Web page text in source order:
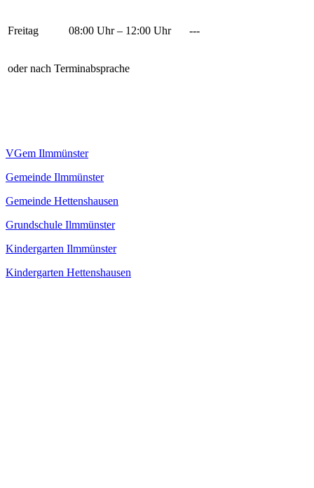
Freitag 08:00 Uhr – 12:00 Uhr ---
oder nach Terminabsprache
VGem Ilmmünster
Gemeinde Ilmmünster
Gemeinde Hettenshausen
Grundschule Ilmmünster
Kindergarten Ilmmünster
Kindergarten Hettenshausen